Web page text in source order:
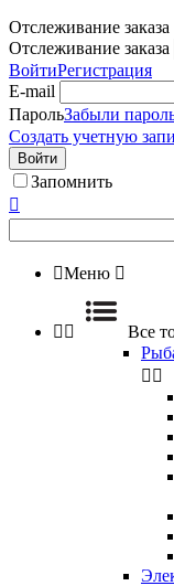
Отслеживание заказа
Отслеживание заказа
ВойтиРегистрация
E-mail
ПарольЗабыли
Создать учетную
Войти
Запомнить

Меню 
  Все
 